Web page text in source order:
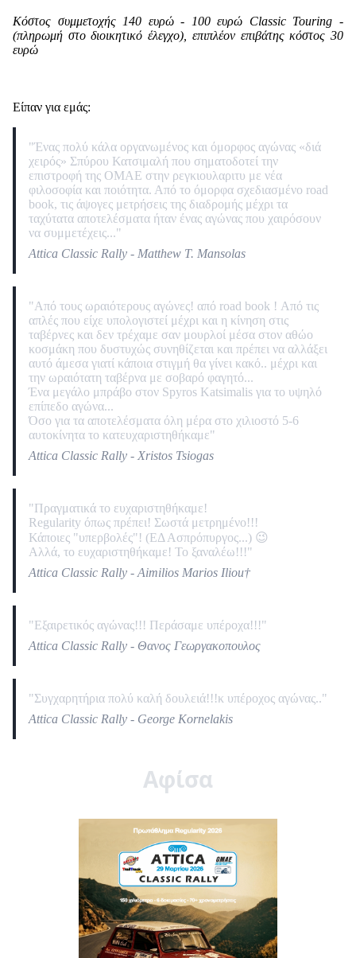
Κόστος συμμετοχής 140 ευρώ - 100 ευρώ Classic Touring -
(πληρωμή στο διοικητικό έλεγχο), επιπλέον επιβάτης κόστος 30
ευρώ
Είπαν για εμάς:
"Ένας πολύ κάλα οργανωμένος και όμορφος αγώνας «διά
χειρός» Σπύρου Κατσιμαλή που σηματοδοτεί την
επιστροφή της ΟΜΑΕ στην ρεγκιουλαριτυ με νέα
φιλοσοφία και ποιότητα. Από το όμορφα σχεδιασμένο road
book, τις άψογες μετρήσεις της διαδρομής μέχρι τα
ταχύτατα αποτελέσματα ήταν ένας αγώνας που χαιρόσουν
να συμμετέχεις..."
Attica Classic Rally - Matthew T. Mansolas
"Από τους ωραιότερους αγώνες! από road book ! Από τις
απλές που είχε υπολογιστεί μέχρι και η κίνηση στις
ταβέρνες και δεν τρέχαμε σαν μουρλοί μέσα στον αθώο
κοσμάκη που δυστυχώς συνηθίζεται και πρέπει να αλλάξει
αυτό άμεσα γιατί κάποια στιγμή θα γίνει κακό.. μέχρι και
την ωραιότατη ταβέρνα με σοβαρό φαγητό...
Ένα μεγάλο μπράβο στον Spyros Katsimalis για το υψηλό
επίπεδο αγώνα...
Όσο για τα αποτελέσματα όλη μέρα στο χιλιοστό 5-6
αυτοκίνητα το κατευχαριστηθήκαμε"
Attica Classic Rally - Xristos Tsiogas
"Πραγματικά το ευχαριστηθήκαμε!
Regularity όπως πρέπει! Σωστά μετρημένο!!!
Κάποιες "υπερβολές"! (ΕΔ Ασπρόπυργος...) 😉
Αλλά, το ευχαριστηθήκαμε! Το ξαναλέω!!!"
Attica Classic Rally - Aimilios Marios Iliou†
"Εξαιρετικός αγώνας!!! Περάσαμε υπέροχα!!!"
Attica Classic Rally - Θανος Γεωργακοπουλος
"Συγχαρητήρια πολύ καλή δουλειά!!!κ υπέροχος αγώνας.."
Attica Classic Rally - George Kornelakis
Αφίσα